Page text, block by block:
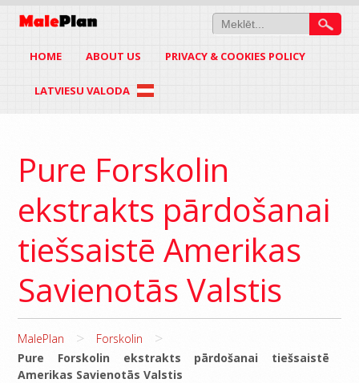
HOME ABOUT US PRIVACY & COOKIES POLICY
LATVIESU VALODA
Pure Forskolin
ekstrakts pārdošanai
tiešsaistē Amerikas
Savienotās Valstis
MalePlan > Forskolin >
Pure Forskolin ekstrakts pārdošanai tiešsaistē
Amerikas Savienotās Valstis